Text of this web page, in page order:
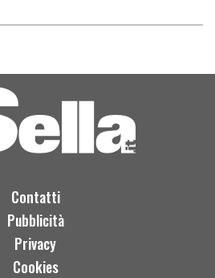
Contatti
Pubblicità
Privacy
Cookies